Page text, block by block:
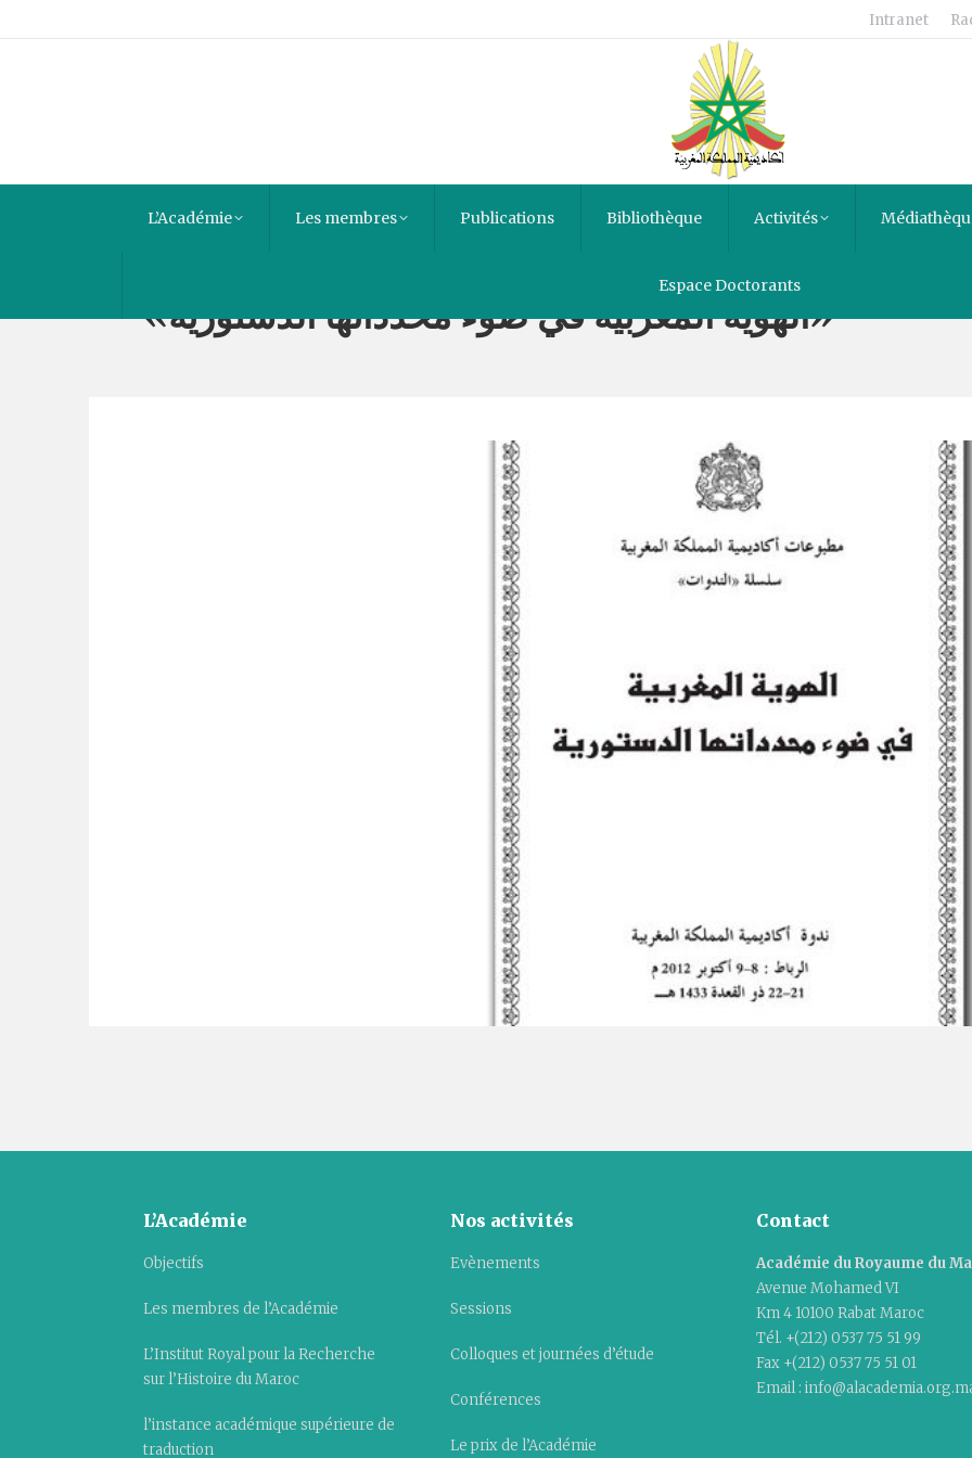
Intranet
L’Académie Les membres Publications Bibliothèque Activités
Espace Doctorants
«الهوية المغربية في ضوء محدداتها الدستورية»
L’Académie
Objectifs
Les membres de l’Académie
L’Institut Royal pour la Recherche
sur l’Histoire du Maroc
l’instance académique supérieure de
traduction
Nos activités
Evènements
Sessions
Colloques et journées d’étude
Conférences
Le prix de l’Académie
Contact
Académie du Royaume du
Avenue Mohamed VI
Km 4 10100 Rabat Maroc
Tél. +(212) 0537 75 51 99
Fax +(212) 0537 75 51 01
Email :